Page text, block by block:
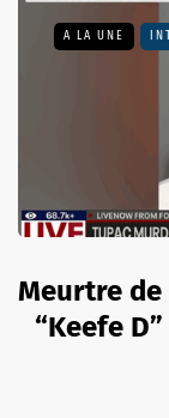
A LA UNE
Meurtre de
“Keefe